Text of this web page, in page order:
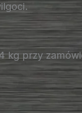
kg przy